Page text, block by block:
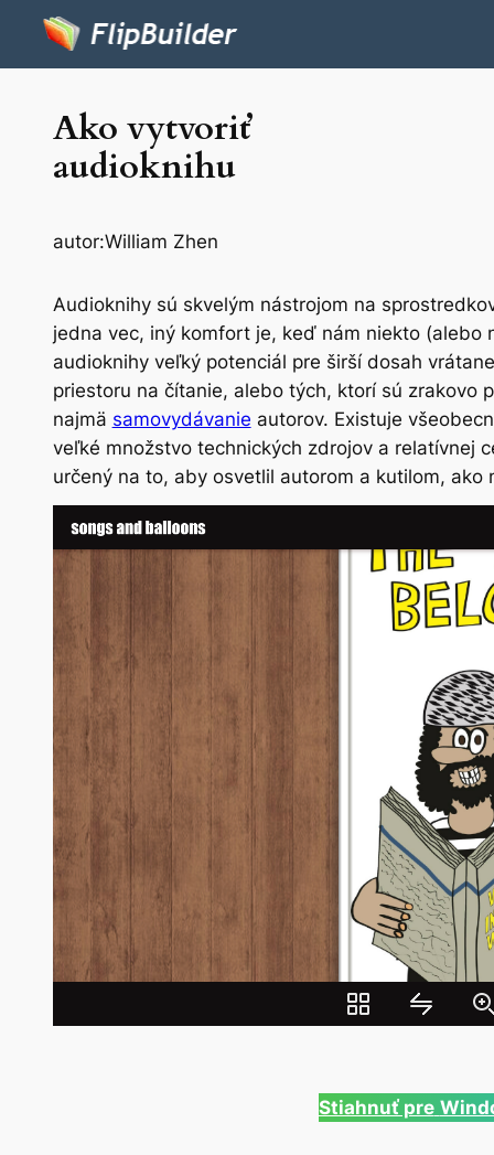
Ako vytvoriť
audioknihu
autor:William Zhen
Audioknihy sú skvelým nástrojom na
jedna vec, iný komfort je, keď nám niekto (alebo
audioknihy veľký potenciál pre širší dosah
priestoru na čítanie, alebo tých, ktorí sú zrakovo
najmä samovydávanie autorov. Existuje
veľké množstvo technických zdrojov a relatívnej
určený na to, aby osvetlil autorom a kutilom,
Stiahnuť pre